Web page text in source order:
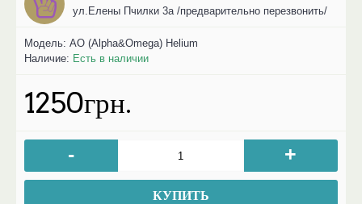
ул.Елены Пчилки 3а /предварительно перезвонить/
Модель: AO (Alpha&Omega) Helium
Наличие: Есть в наличии
1250грн.
- +
КУПИТЬ